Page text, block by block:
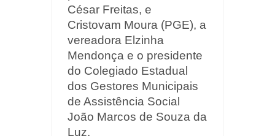
César Freitas, e
Cristovam Moura (PGE), a
vereadora Elzinha
Mendonça e o presidente
do Colegiado Estadual
dos Gestores Municipais
de Assistência Social
João Marcos de Souza da
Luz.